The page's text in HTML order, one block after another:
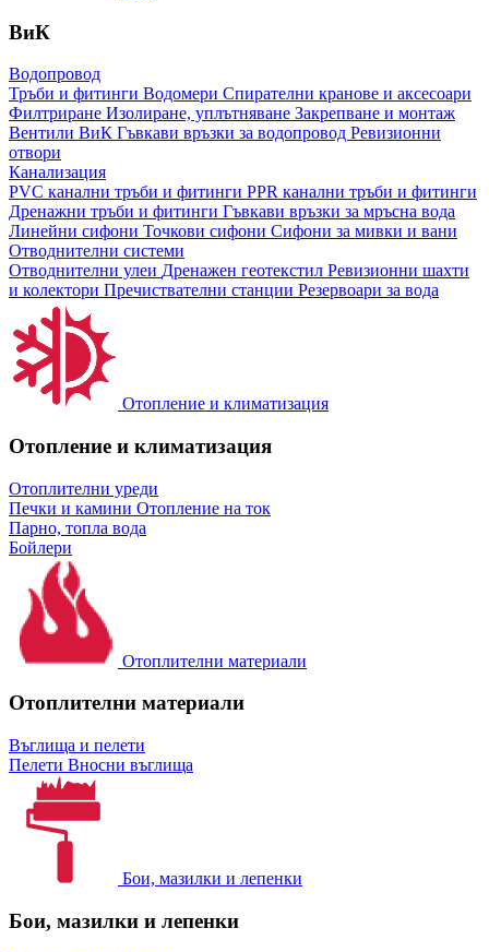
ВиК
Водопровод
Тръби и фитинги Водомери Спирателни кранове и аксесоари
Филтриране Изолиране, уплътняване Закрепване и монтаж
Вентили ВиК Гъвкави връзки за водопровод Ревизионни
отвори
Канализация
PVC канални тръби и фитинги PPR канални тръби и фитинги
Дренажни тръби и фитинги Гъвкави връзки за мръсна вода
Линейни сифони Точкови сифони Сифони за мивки и вани
Отводнителни системи
Отводнителни улеи Дренажен геотекстил Ревизионни шахти
и колектори Пречиствателни станции Резервоари за вода
Отопление и климатизация
Отопление и климатизация
Отоплителни уреди
Печки и камини Отопление на ток
Парно, топла вода
Бойлери
Отоплителни материали
Отоплителни материали
Въглища и пелети
Пелети Вносни въглища
Бои, мазилки и лепенки
Бои, мазилки и лепенки